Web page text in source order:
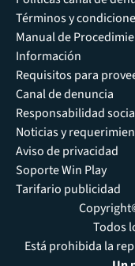
Términos y
Manual de
Información
Requisitos para
Canal de denuncia
Responsabilidad
Noticias y
Aviso de privacidad
Soporte Win Play
Tarifario publicidad
Todos
Está prohibida la